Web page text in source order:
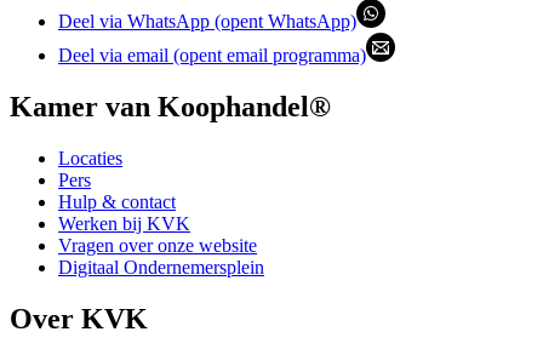
Deel via WhatsApp (opent WhatsApp)
Deel via email (opent email programma)
Kamer van Koophandel®
Locaties
Pers
Hulp & contact
Werken bij KVK
Vragen over onze website
Digitaal Ondernemersplein
Over KVK